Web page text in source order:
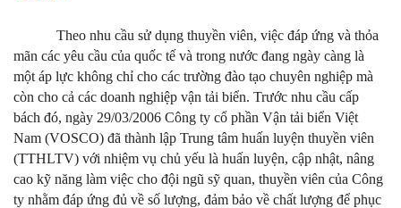
Theo nhu cầu sử dụng thuyền viên, việc đáp ứng và thỏa
mãn các yêu cầu của quốc tế và trong nước đang ngày càng là
một áp lực không chỉ cho các trường đào tạo chuyên nghiệp mà
còn cho cả các doanh nghiệp vận tải biển. Trước nhu cầu cấp
bách đó, ngày 29/03/2006 Công ty cổ phần Vận tải biển Việt
Nam (VOSCO) đã thành lập Trung tâm huấn luyện thuyền viên
(TTHLTV) với nhiệm vụ chủ yếu là huấn luyện, cập nhật, nâng
cao kỹ năng làm việc cho đội ngũ sỹ quan, thuyền viên của Công
ty nhằm đáp ứng đủ về số lượng, đảm bảo về chất lượng để phục